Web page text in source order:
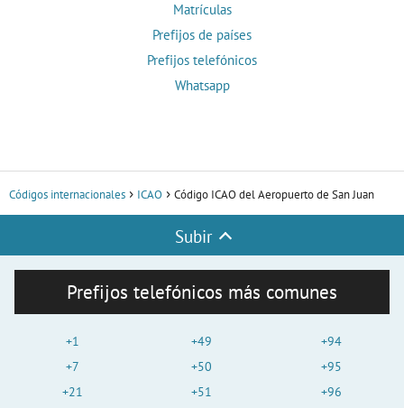
Matrículas
Prefijos de países
Prefijos telefónicos
Whatsapp
Códigos internacionales ICAO Código ICAO del Aeropuerto de San Juan
Subir
Prefijos telefónicos más comunes
+1
+7
+21
+49
+50
+51
+94
+95
+96